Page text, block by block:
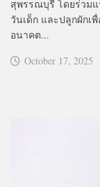
สุพรรณบุรี โดยร่วมแ
วันเด็ก และปลูกผักเ
อนาคต...
October 17, 2025